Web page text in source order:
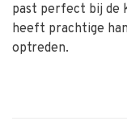
past perfect bij de
heeft prachtige
optreden.